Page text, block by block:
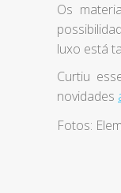
Os
luxo está
Curtiu
novidades
Fotos: